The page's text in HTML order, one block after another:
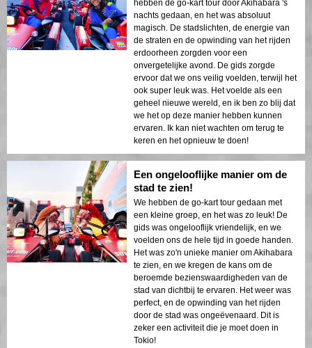
hebben de go-kart tour door Akihabara 's
nachts gedaan, en het was absoluut
magisch. De stadslichten, de energie van
de straten en de opwinding van het rijden
erdoorheen zorgden voor een
onvergetelijke avond. De gids zorgde
ervoor dat we ons veilig voelden, terwijl het
ook super leuk was. Het voelde als een
geheel nieuwe wereld, en ik ben zo blij dat
we het op deze manier hebben kunnen
ervaren. Ik kan niet wachten om terug te
keren en het opnieuw te doen!
Een ongelooflijke manier om de
stad te zien!
We hebben de go-kart tour gedaan met
een kleine groep, en het was zo leuk! De
gids was ongelooflijk vriendelijk, en we
voelden ons de hele tijd in goede handen.
Het was zo'n unieke manier om Akihabara
te zien, en we kregen de kans om de
beroemde bezienswaardigheden van de
stad van dichtbij te ervaren. Het weer was
perfect, en de opwinding van het rijden
door de stad was ongeëvenaard. Dit is
zeker een activiteit die je moet doen in
Tokio!